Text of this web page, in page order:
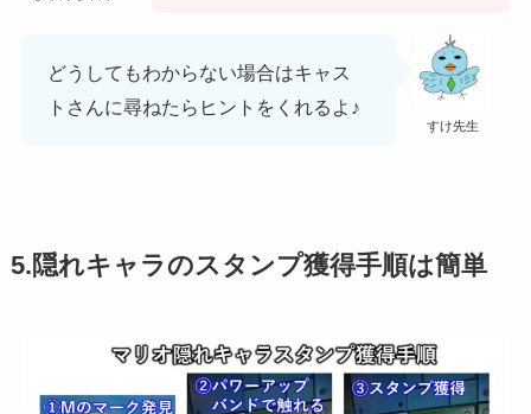
すけ先生
どうしてもわからない場合はキャス
トさんに尋ねたらヒントをくれるよ♪
5.隠れキャラのスタンプ獲得手順は簡単